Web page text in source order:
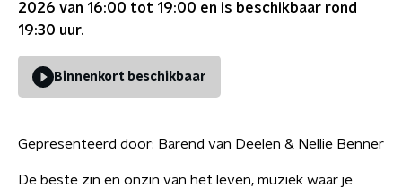
2026 van 16:00 tot 19:00 en is beschikbaar rond
19:30 uur.
Binnenkort beschikbaar
Gepresenteerd door: Barend van Deelen & Nellie Benner
De beste zin en onzin van het leven, muziek waar je